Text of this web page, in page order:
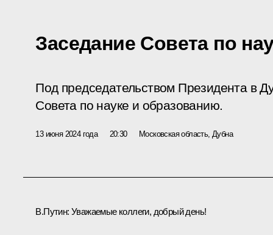
Заседание Совета по
Под председательством Президента в
Совета по науке и образованию.
13 июня 2024 года 20:30 Московская область, Дубна
В.Путин: Уважаемые коллеги, добрый день!